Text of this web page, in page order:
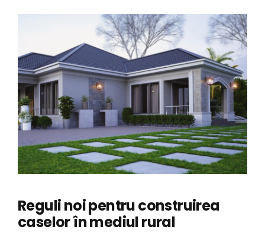
Reguli noi pentru construirea
caselor în mediul rural